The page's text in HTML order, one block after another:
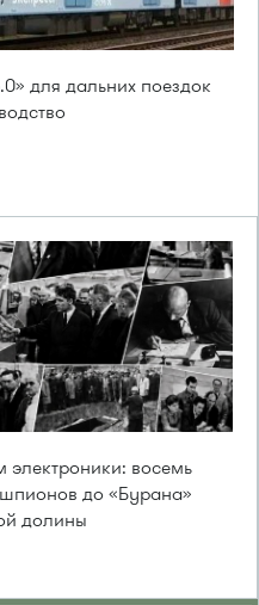
для дальних поездок
электроники: восемь
до «Бурана»
долины